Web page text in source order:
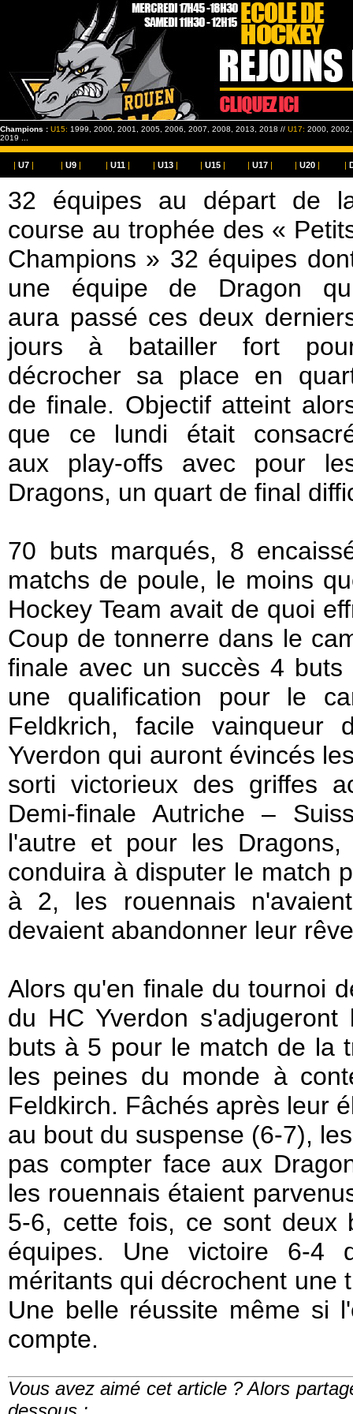
Champions : U15: 1999, 2000, 2001, 2005, 2006, 2007, 2008, 2013, 2018 // U17: 2000,
2019 ...
| U7 | | U9 | |U11 | | U13 | | U15 | | U17 | | U20 | |
32 équipes au départ de
course au trophée des «
Champions » 32 équipes
une équipe de Dragon
aura passé ces deux
jours à batailler fort
décrocher sa place en
de finale. Objectif atteint
que ce lundi était
aux play-offs avec pour
Dragons, un quart de final
70 buts marqués, 8
matchs de poule, le moins
Hockey Team avait de quoi
Coup de tonnerre dans le
finale avec un succès 4
une qualification pour le
Feldkrich, facile
Yverdon qui auront évincés
sorti victorieux des griffes
Demi-finale Autriche –
l'autre et pour les
conduira à disputer le match
à 2, les rouennais
devaient abandonner leur
Alors qu'en finale du tournoi
du HC Yverdon
buts à 5 pour le match de la
les peines du monde à
Feldkirch. Fâchés après leur
au bout du suspense (6-7),
pas compter face aux
les rouennais étaient
5-6, cette fois, ce sont deux
équipes. Une victoire 6-4
méritants qui décrochent une
Une belle réussite même si
compte.
Vous avez aimé cet article ? Alors